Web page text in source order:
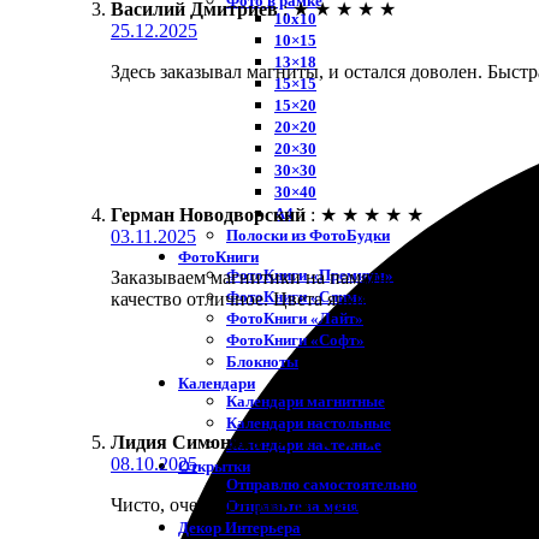
10х10
10×15
13×18
15×15
15×20
20×20
20×30
30×30
30×40
A4
Полоски из ФотоБудки
ФотоКниги
ФотоКниги «Премиум»
ФотоКниги «Слим»
ФотоКниги «Лайт»
ФотоКниги «Софт»
Блокноты
Календари
Календари магнитные
Календари настольные
Календари настенные
Открытки
Отправлю самостоятельно
Отправьте за меня
Декор Интерьера
Василий Дмитриев : ★ ★ ★ ★ ★
25.12.2025
Здесь заказывал магниты, и остался доволен.
Герман Новодворский : ★ ★ ★ ★ ★
03.11.2025
Заказываем магнитики на память. Сайт простой,
качество отличное. Цвета яркие, четкость
Лидия Симонова : ★ ★ ★ ★ ★
08.10.2025
Чисто, очень понравилась работа специалистов.